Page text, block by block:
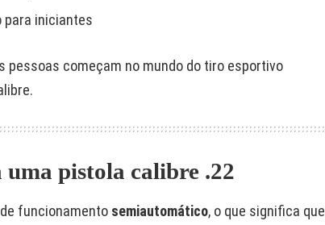
para iniciantes
pessoas começam no mundo do tiro esportivo
pistola calibre .22
funcionamento semiautomático, o que significa que